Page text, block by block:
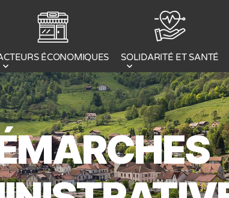
ÉCONOMIQUES SOLIDARITÉ ET SANTÉ